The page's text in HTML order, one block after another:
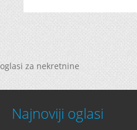
oglasi za nekretnine
Najnoviji oglasi